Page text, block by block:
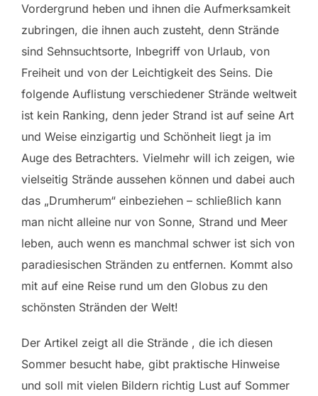
Vordergrund heben und ihnen die Aufmerksamkeit
zubringen, die ihnen auch zusteht, denn Strände
sind Sehnsuchtsorte, Inbegriff von Urlaub, von
Freiheit und von der Leichtigkeit des Seins. Die
folgende Auflistung verschiedener Strände weltweit
ist kein Ranking, denn jeder Strand ist auf seine Art
und Weise einzigartig und Schönheit liegt ja im
Auge des Betrachters. Vielmehr will ich zeigen, wie
vielseitig Strände aussehen können und dabei auch
das „Drumherum“ einbeziehen – schließlich kann
man nicht alleine nur von Sonne, Strand und Meer
leben, auch wenn es manchmal schwer ist sich von
paradiesischen Stränden zu entfernen. Kommt also
mit auf eine Reise rund um den Globus zu den
schönsten Stränden der Welt!
Der Artikel zeigt all die Strände , die ich diesen
Sommer besucht habe, gibt praktische Hinweise
und soll mit vielen Bildern richtig Lust auf Sommer